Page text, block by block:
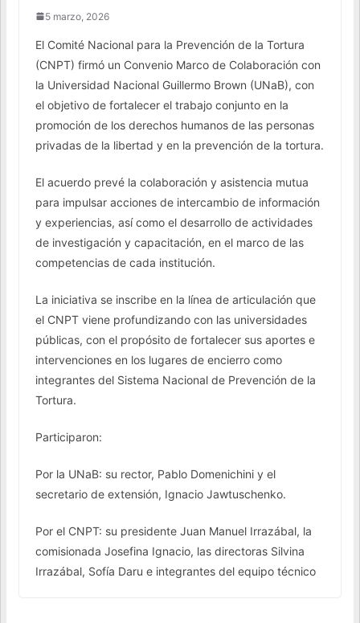
5 marzo, 2026
El Comité Nacional para la Prevención de la Tortura
(CNPT) firmó un Convenio Marco de Colaboración con
la Universidad Nacional Guillermo Brown (UNaB), con
el objetivo de fortalecer el trabajo conjunto en la
promoción de los derechos humanos de las personas
privadas de la libertad y en la prevención de la tortura.
El acuerdo prevé la colaboración y asistencia mutua
para impulsar acciones de intercambio de información
y experiencias, así como el desarrollo de actividades
de investigación y capacitación, en el marco de las
competencias de cada institución.
La iniciativa se inscribe en la línea de articulación que
el CNPT viene profundizando con las universidades
públicas, con el propósito de fortalecer sus aportes e
intervenciones en los lugares de encierro como
integrantes del Sistema Nacional de Prevención de la
Tortura.
Participaron:
Por la UNaB: su rector, Pablo Domenichini y el
secretario de extensión, Ignacio Jawtuschenko.
Por el CNPT: su presidente Juan Manuel Irrazábal, la
comisionada Josefina Ignacio, las directoras Silvina
Irrazábal, Sofía Daru e integrantes del equipo técnico